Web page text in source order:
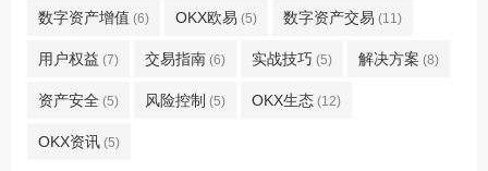
数字资产增值 (6) OKX欧易 (5) 数字资产交易 (11)
用户权益 (7) 交易指南 (6) 实战技巧 (5) 解决方案 (8)
资产安全 (5) 风险控制 (5) OKX生态 (12)
OKX资讯 (5)